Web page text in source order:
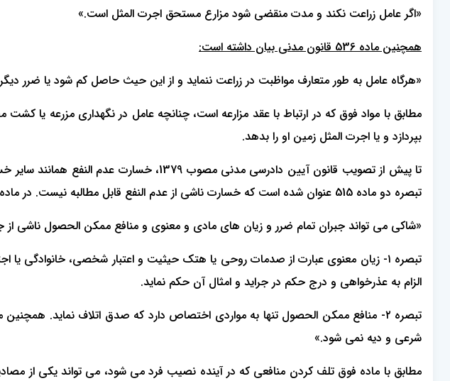
«اگر عامل زراعت نکند و مدت منقضی شود مزارع مستحق اجرت المثل است.»
همچنین ماده 536 قانون مدنی بیان داشته است:
«هرگاه عامل به طور متعارف مواظبت در زراعت ننماید و از این حیث حاصل کم شود یا ضرر
مطابق با مواد فوق که در ارتباط با عقد مزارعه است، چنانچه عامل در نگهداری مزرعه
بپردازد و یا اجرت المثل زمین او را بدهد.
تبصره دو ماده 515 عنوان شده است که خسارت ناشی از عدم النفع قابل مطالبه نیست. در ماده 14 قانون جدید آیین دادرسی کیفری مصوب 1392 چنین آمده است:
«شاکی می تواند جبران تمام ضرر و زیان های مادی و معنوی و منافع ممکن الحصول ناشی از
تبصره ۱- زیان معنوی عبارت از صدمات روحی یا هتک حیثیت و اعتبار شخصی، خانوادگی
الزام به عذرخواهی و درج حکم در جراید و امثال آن حکم نماید.
تبصره ۲- منافع ممکن الحصول تنها به مواردی اختصاص دارد که صدق اتلاف نماید.
شرعی و دیه نمی شود.»
مطابق با ماده فوق تلف کردن منافعی که در آینده نصیب فرد می شود، می تواند یکی از